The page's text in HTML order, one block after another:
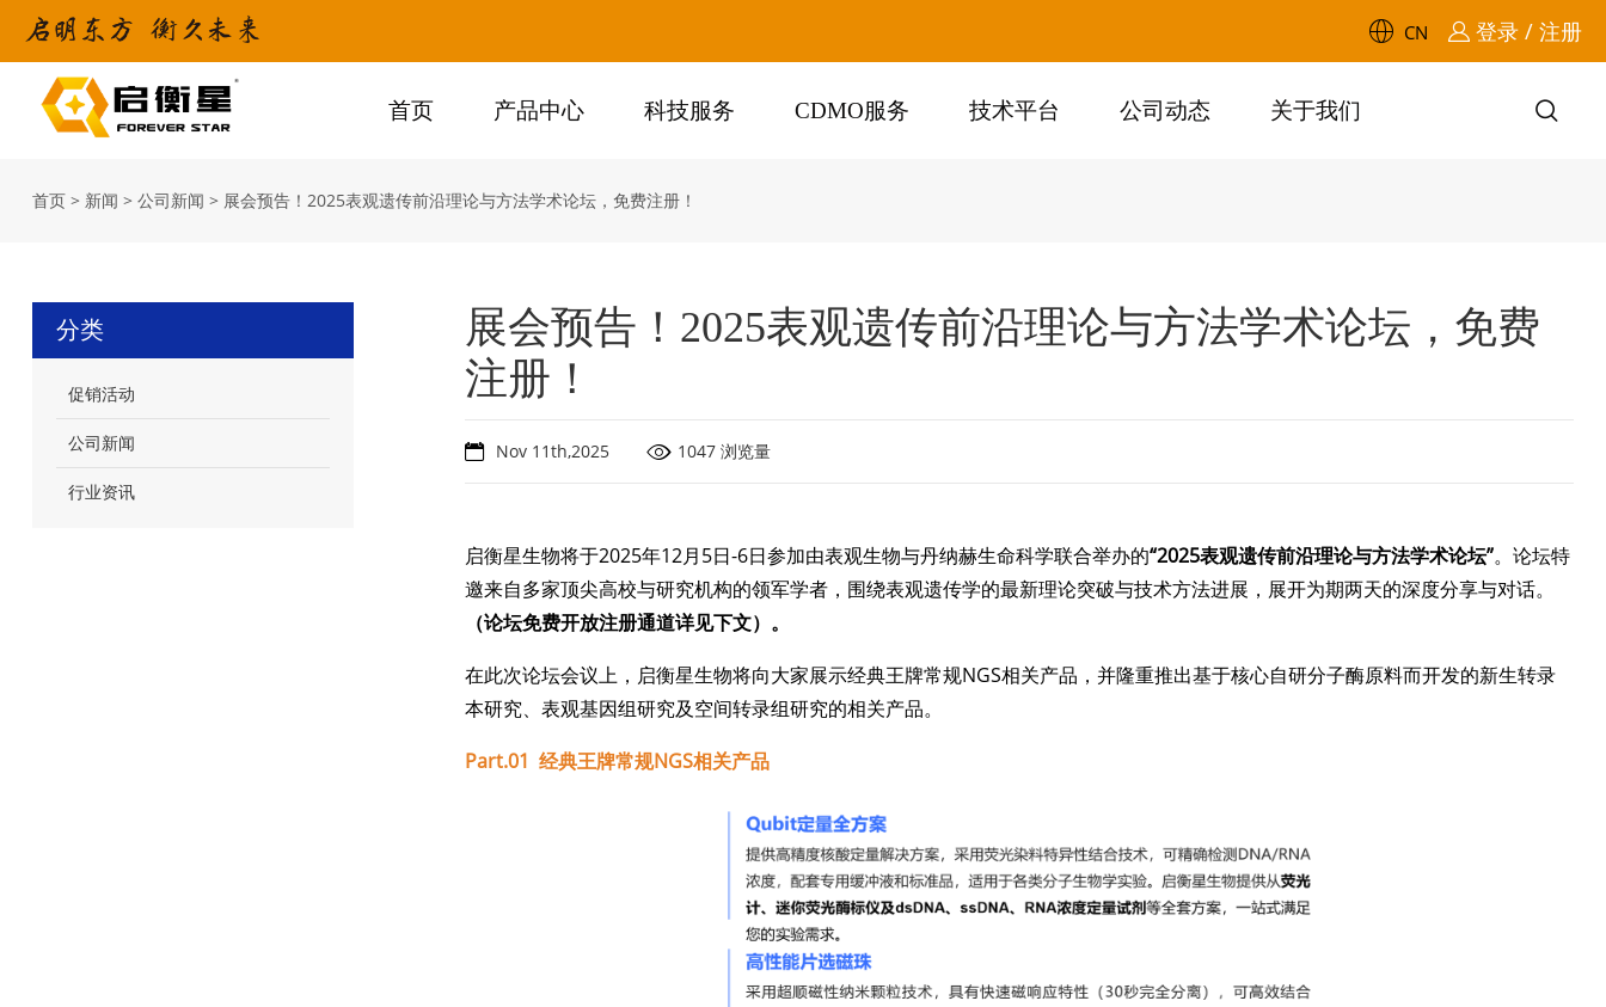
CN 登录 / 注册
首页 产品中心 科技服务 CDMO服务 技术平台 公司动态 关于我们
首页> 新闻 > 公司新闻 > 展会预告！2025表观遗传前沿理论与方法学术论坛，免费注册！
分类
促销活动
公司新闻
行业资讯
展会预告！2025表观遗传前沿理论与方法学术论坛，免费
注册！
Nov 11th,2025 1047 浏览量
启衡星生物将于2025年12月5日-6日参加由表观生物与丹纳赫生命科学联合举办的“2025表观遗传前沿理论与方法学术论坛”。论坛特
邀来自多家顶尖高校与研究机构的领军学者，围绕表观遗传学的最新理论突破与技术方法进展，展开为期两天的深度分享与对话。
（论坛免费开放注册通道详见下文）。
在此次论坛会议上，启衡星生物将向大家展示经典王牌常规NGS相关产品，并隆重推出基于核心自研分子酶原料而开发的新生转录
本研究、表观基因组研究及空间转录组研究的相关产品。
Part.01经典王牌常规NGS相关产品